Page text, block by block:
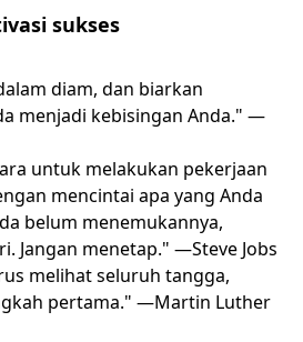
sukses
diam, dan biarkan
menjadi kebisingan Anda." —
untuk melakukan pekerjaan
mencintai apa yang Anda
belum menemukannya,
Jangan menetap." —Steve Jobs
melihat seluruh tangga,
pertama." —Martin Luther